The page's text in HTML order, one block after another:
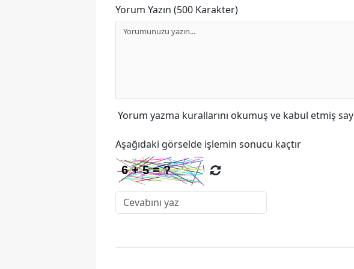
Yorum Yazın (500 Karakter)
Yorum yazma kurallarını okumuş ve kabul etmiş
Aşağıdaki görselde işlemin sonucu kaçtır